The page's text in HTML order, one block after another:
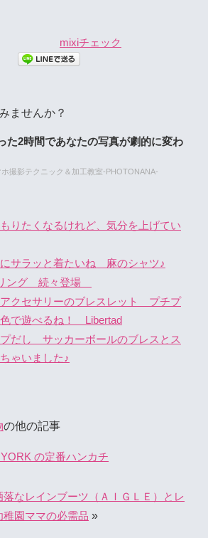
mixiチェック
ませんか？
た2時間であなたの写真が劇的に変わ
ホ撮影テクニック＆加工教室-PHOTONANA-
りたくなるけれど、気分を上げてい
サラッと着たいね 麻のシャツ♪
ング 続々登場
クセサリーのブレスレット プチプ
で遊べるね！ Libertad
だし サッカーボールのブレスとス
ゃいました♪
の他の記事
の定番ハンカチ
なレインブーツ（ＡＩＧＬＥ）とレ
稚園ママの必需品 »